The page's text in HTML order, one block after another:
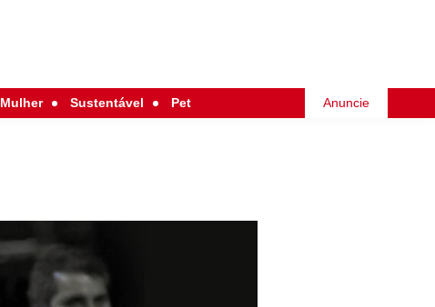
Mulher Sustentável Pet Anuncie